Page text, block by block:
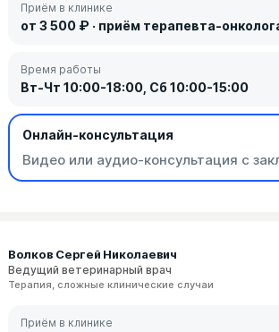
Приём в клинике
от 3 500 ₽ · приём терапевта-
Время работы
Вт-Чт 10:00-18:00, Сб 10:00-15:00
Онлайн-консультация
Видео или аудио-консультация с
Волков Сергей Николаевич
Ведущий ветеринарный врач
Терапия, сложные клинические случаи
Приём в клинике